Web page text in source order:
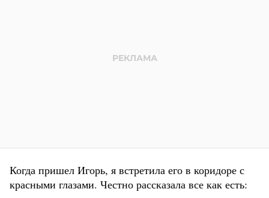
Когда пришел Игорь, я встретила его в коридоре с
красными глазами. Честно рассказала все как есть: